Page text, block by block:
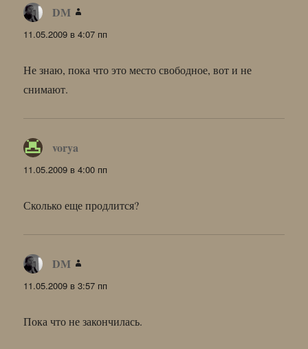
DM
11.05.2009 в 4:07 пп
Не знаю, пока что это место свободное, вот и не
снимают.
vorya
11.05.2009 в 4:00 пп
Сколько еще продлится?
DM
11.05.2009 в 3:57 пп
Пока что не закончилась.